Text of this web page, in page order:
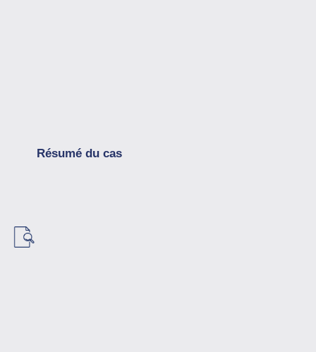
Résumé du cas